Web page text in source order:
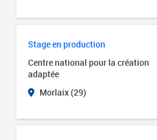
Stage en production
Centre national pour la création
adaptée
Morlaix (29)